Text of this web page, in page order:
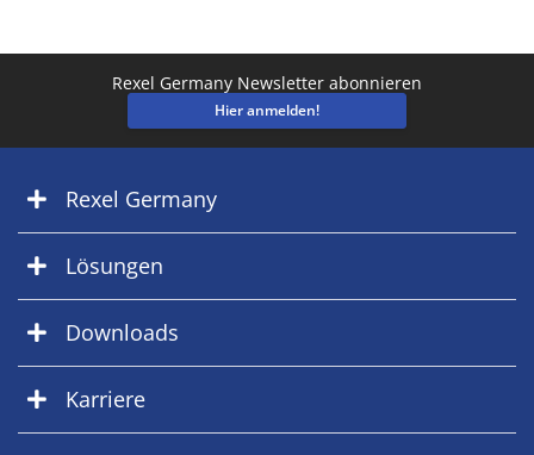
Rexel Germany Newsletter abonnieren
Hier anmelden!
Rexel Germany
Lösungen
Downloads
Karriere